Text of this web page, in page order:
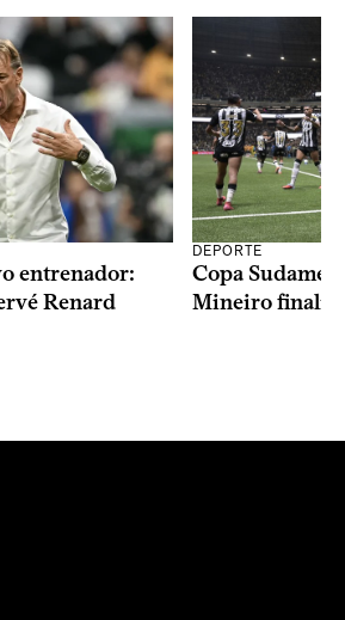
entrenador:
Renard
DEPORTE
Copa
Mineiro